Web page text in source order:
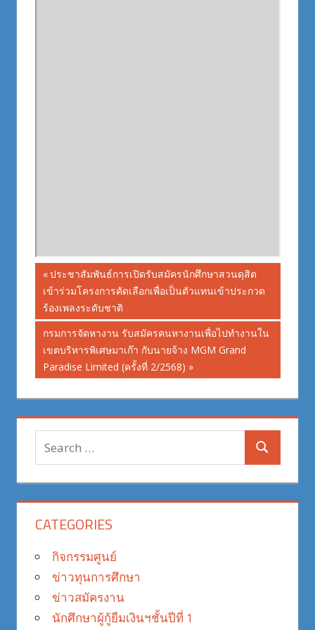
Post
navigation
Previous
Post:
ประชาสัมพันธ์การเปิดรับสมัครนักศึกษาสวนดุสิต
เข้าร่วมโครงการคัดเลือกเพื่อเป็นตัวแทนเข้าประกวด
ร้องเพลงระดับชาติ
Next
Post:
กรมการจัดหางาน รับสมัครคนหางานเพื่อไปทำงานใน
เขตบริหารพิเศษมาเก๊า กับนายจ้าง MGM Grand
Paradise Limited (ครั้งที่ 2/2568)
Search
for:
Search
CATEGORIES
กิจกรรมศูนย์
ข่าวทุนการศึกษา
ข่าวสมัครงาน
นักศึกษาผู้กู้ยืมเงินฯชั้นปีที่ 1